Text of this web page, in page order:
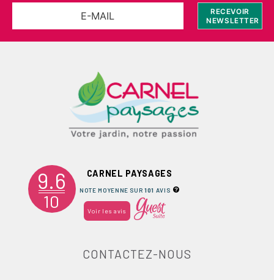
9.6
10
CARNEL PAYSAGES
NOTE MOYENNE SUR101 AVIS
Voir les avis
CONTACTEZ-NOUS